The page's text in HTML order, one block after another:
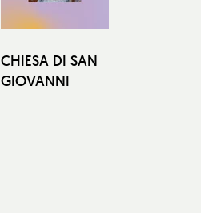
CHIESA DI SAN
GIOVANNI